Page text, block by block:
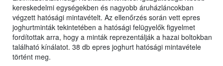
kereskedelmi egységekben és nagyobb áruházláncokban
végzett hatósági mintavételt. Az ellenőrzés során vett epres
joghurtminták tekintetében a hatósági felügyelők figyelmet
fordítottak arra, hogy a minták reprezentálják a hazai boltokban
található kínálatot. 38 db epres joghurt hatósági mintavétele
történt meg.